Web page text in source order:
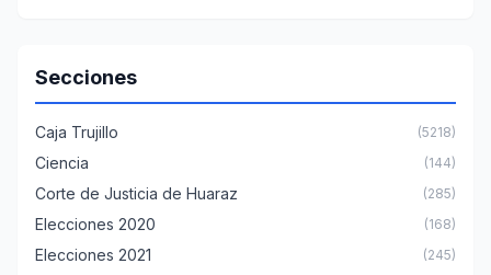
Secciones
Caja Trujillo (5218)
Ciencia (144)
Corte de Justicia de Huaraz (285)
Elecciones 2020 (168)
Elecciones 2021 (245)